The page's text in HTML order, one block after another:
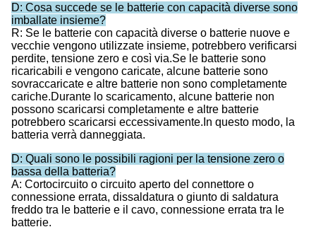
D: Cosa succede se le batterie con capacità diverse sono
imballate insieme?
R: Se le batterie con capacità diverse o batterie nuove e
vecchie vengono utilizzate insieme, potrebbero verificarsi
perdite, tensione zero e così via.Se le batterie sono
ricaricabili e vengono caricate, alcune batterie sono
sovraccaricate e altre batterie non sono completamente
cariche.Durante lo scaricamento, alcune batterie non
possono scaricarsi completamente e altre batterie
potrebbero scaricarsi eccessivamente.In questo modo, la
batteria verrà danneggiata.
D: Quali sono le possibili ragioni per la tensione zero o
bassa della batteria?
A: Cortocircuito o circuito aperto del connettore o
connessione errata, dissaldatura o giunto di saldatura
freddo tra le batterie e il cavo, connessione errata tra le
batterie.